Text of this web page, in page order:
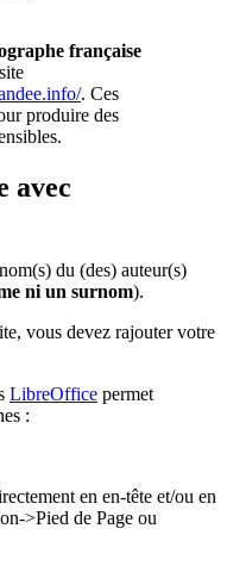
française
. Ces
produire des
avec
du (des) auteur(s)
ni un surnom).
vous devez rajouter votre
LibreOffice permet
:
en en-tête et/ou en
>Pied de Page ou